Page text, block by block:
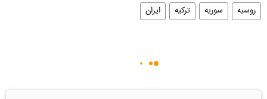
روسیه سوریه ترکیه ایران